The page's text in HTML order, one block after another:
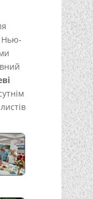
Нью-